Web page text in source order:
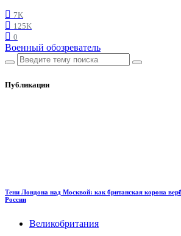
7K
125K
0
Военный обозреватель
Публикации
Тени Лондона над Москвой: как британская корона
России
Великобритания